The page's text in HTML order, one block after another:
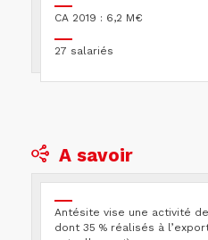
CA 2019 : 6,2 M€
27 salariés
A savoir
Antésite vise une activité
dont 35 % réalisés à